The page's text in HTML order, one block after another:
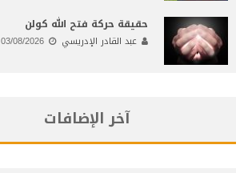
حقيقة حركة فتح الله كولن
عبد القادر الإدريسي 03/08/2026
آخر الإضافات